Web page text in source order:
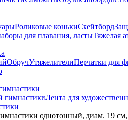
Роликовые конькиСкейтборд
для плавания, ластыТяжелая
ОбручУтяжелителиПерчатки для
гимнастикиЛента для
однотонный, диам. 19